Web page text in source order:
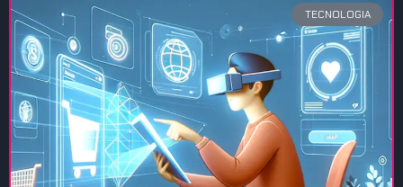
TECNOLOGIA